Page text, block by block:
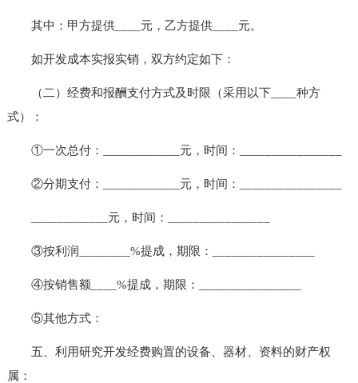
其中：甲方提供____元，乙方提供____元。
如开发成本实报实销，双方约定如下：
（二）经费和报酬支付方式及时限（采用以下____种方
式）：
①一次总付：____________元，时间：________________
②分期支付：____________元，时间：________________
____________元，时间：________________
③按利润________%提成，期限：________________
④按销售额____%提成，期限：________________
⑤其他方式：
五、利用研究开发经费购置的设备、器材、资料的财产权
属：